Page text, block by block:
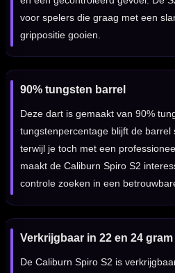
voor spelers die graag met een
grippositie gooien.
90% tungsten barrel
Deze dart is gemaakt van 90%
tungstenpercentage blijft de barrel
terwijl je toch met een
maakt de Caliburn Spiro S2
controle zoeken in een
Verkrijgbaar in 22 en 24 gram
De Caliburn Spiro S2 is